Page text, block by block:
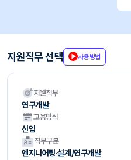
지원직무 선택 사용방법
지원직무
연구개발
고용방식
신입
직무구분
엔지니어링·설계/연구개발